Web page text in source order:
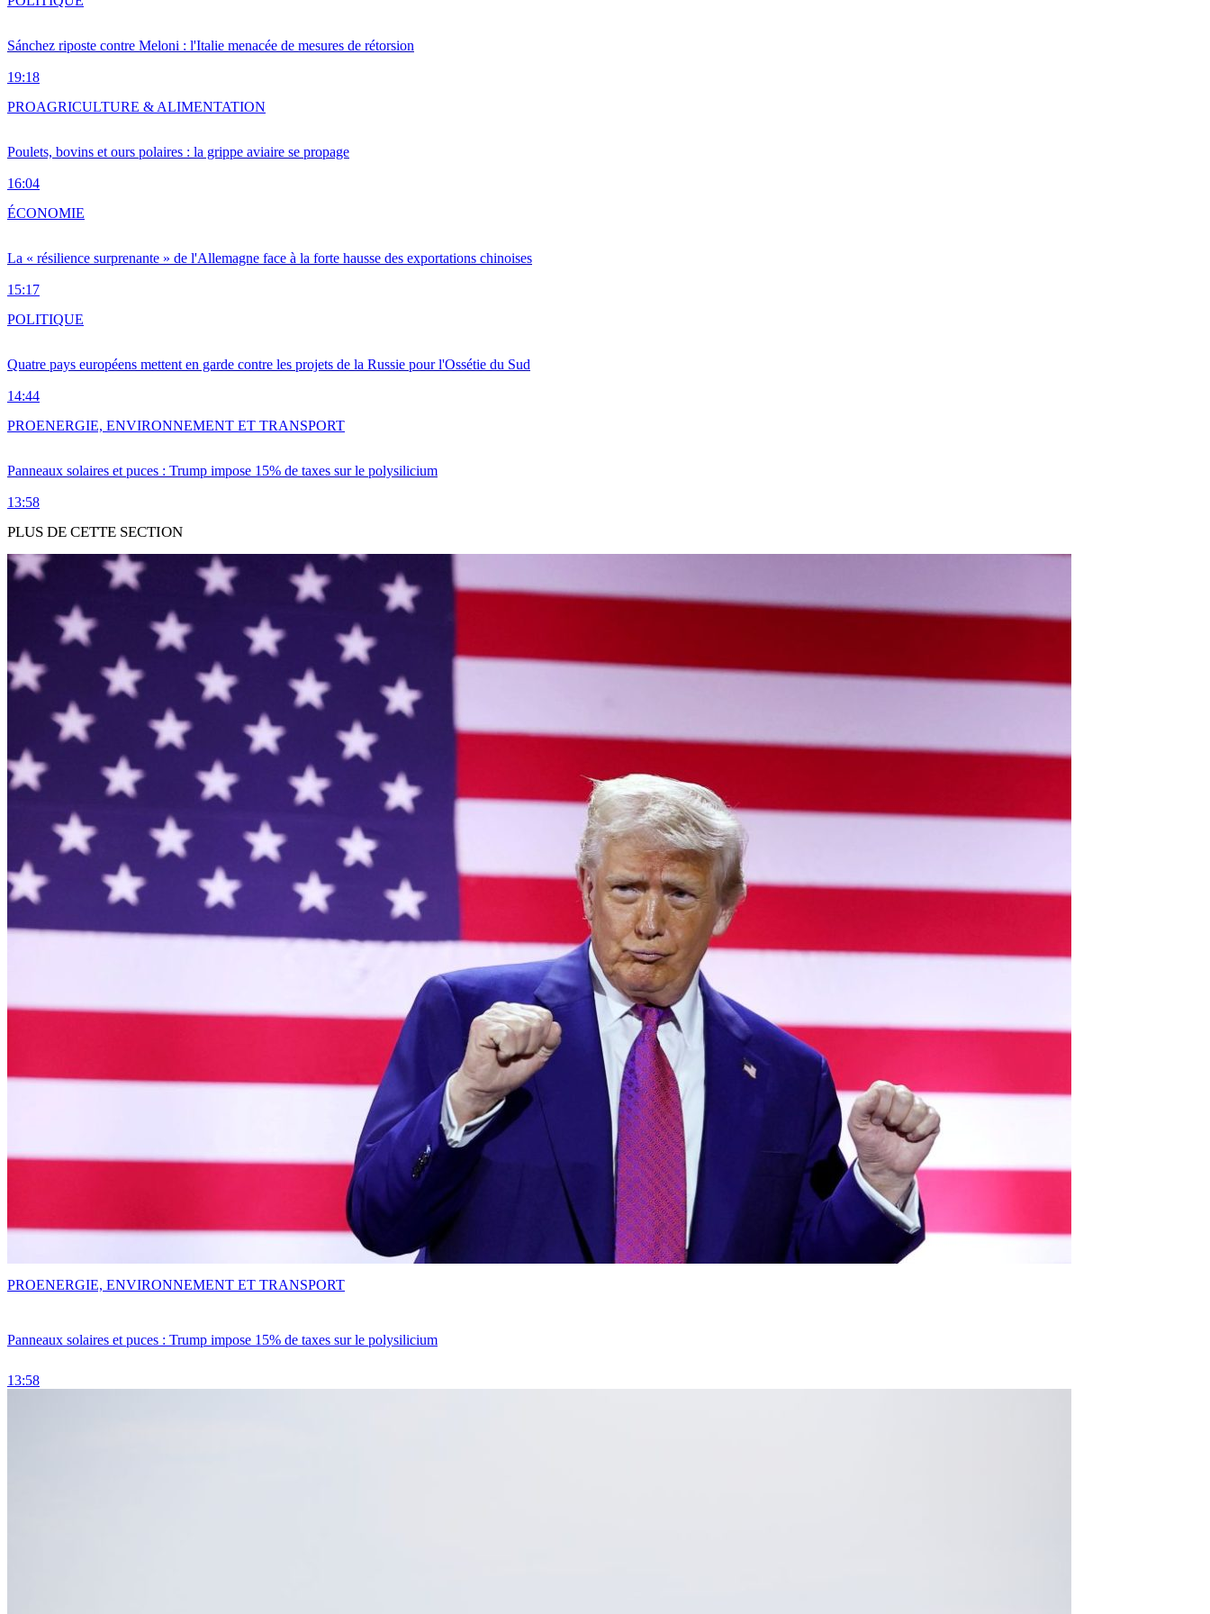
Sánchez riposte contre Meloni : l'Italie menacée de mesures de rétorsion
19:18
Poulets, bovins et ours polaires : la grippe aviaire se propage
16:04
PROAGRICULTURE & ALIMENTATION
La « résilience surprenante » de l'Allemagne face à la forte hausse des exportations chinoises
15:17
ÉCONOMIE
Quatre pays européens mettent en garde contre les projets de la Russie pour l'Ossétie du Sud
14:44
POLITIQUE
Panneaux solaires et puces : Trump impose 15% de taxes sur le polysilicium
13:58
PROENERGIE, ENVIRONNEMENT ET TRANSPORT
PLUS DE CETTE SECTION
Panneaux solaires et puces : Trump impose 15% de taxes sur le polysilicium
13:58
PROENERGIE, ENVIRONNEMENT ET TRANSPORT